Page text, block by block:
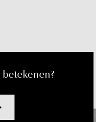
betekenen?